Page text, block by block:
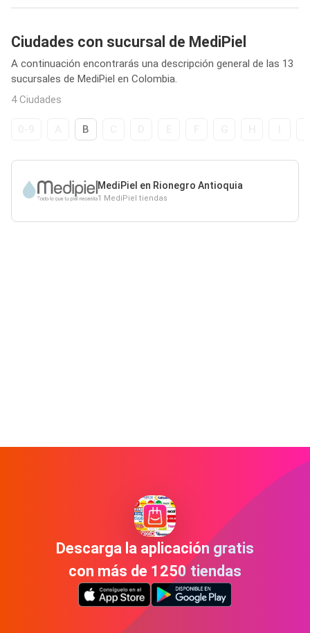
Ciudades con sucursal de MediPiel
A continuación encontrarás una descripción general de las 13
sucursales de MediPiel en Colombia.
4 Ciudades
B
MediPiel en Rionegro Antioquia
1 MediPiel tiendas
Descarga la aplicación gratis
con más de 1250 tiendas